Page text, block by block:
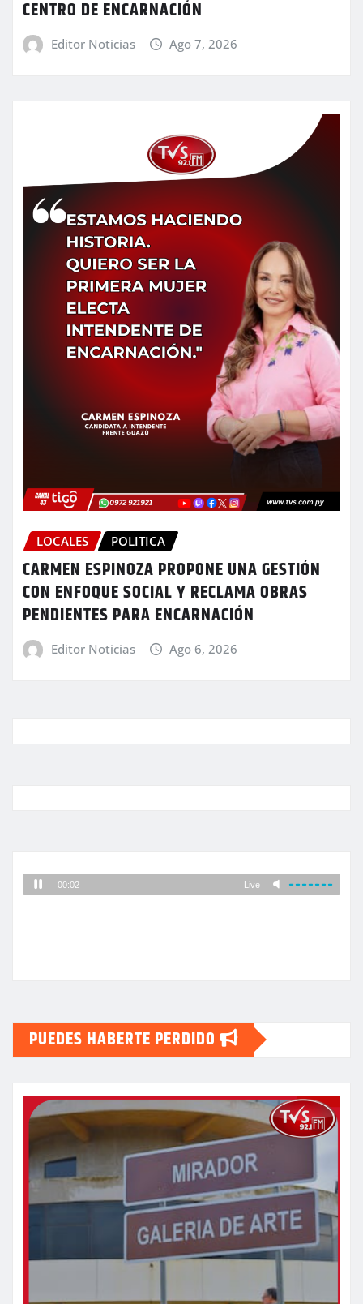
CENTRO DE ENCARNACIÓN
Editor Noticias Ago 7, 2026
LOCALES POLITICA
CARMEN ESPINOZA PROPONE UNA GESTIÓN
CON ENFOQUE SOCIAL Y RECLAMA OBRAS
PENDIENTES PARA ENCARNACIÓN
Editor Noticias Ago 6, 2026
PUEDES HABERTE PERDIDO